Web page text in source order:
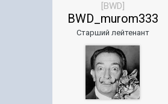
[BWD]
BWD_murom333
Старший лейтенант